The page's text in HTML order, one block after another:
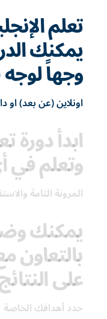
تعلم
وجهاً
اونلاين (عن بعد) او
ابدأ
وتعلم
المرونة التامة
يمكنك
على
حدد أهدافك الخاصة